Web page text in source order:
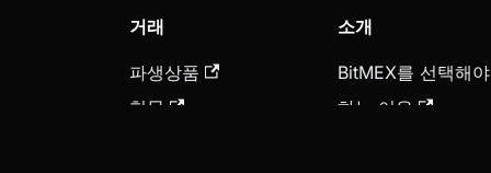
거래
파생상품
현물
소개
BitMEX를 선택해야
하는 이유